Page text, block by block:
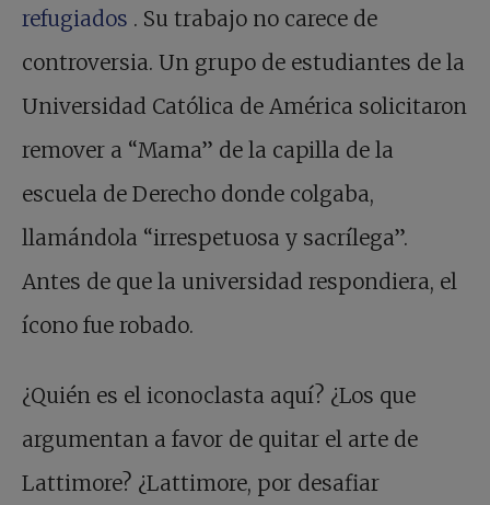
refugiados . Su trabajo no carece de
controversia. Un grupo de estudiantes de la
Universidad Católica de América solicitaron
remover a “Mama” de la capilla de la
escuela de Derecho donde colgaba,
llamándola “irrespetuosa y sacrílega”.
Antes de que la universidad respondiera, el
ícono fue robado.
¿Quién es el iconoclasta aquí? ¿Los que
argumentan a favor de quitar el arte de
Lattimore? ¿Lattimore, por desafiar